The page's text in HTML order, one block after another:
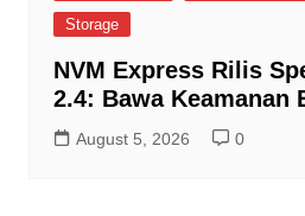
Storage
NVM Express Rilis
2.4: Bawa Keamanan
August 5, 2026 0